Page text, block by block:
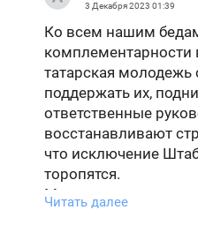
3 Декабря 2023 01:39
Ко всем нашим
комплементарности
татарская молодежь
поддержать их,
ответственные
восстанавливают
что исключение
торопятся.
Может, их немного
Читать далее